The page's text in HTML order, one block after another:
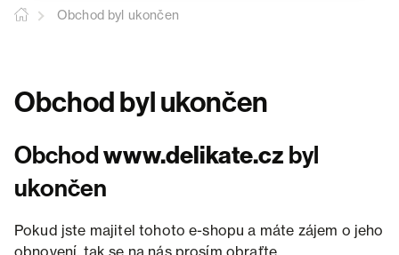
Obchod byl ukončen
Obchod byl ukončen
Obchodwww.delikate.cz byl
ukončen
Pokud jste majitel tohoto e-shopu a máte zájem o jeho
obnovení, tak se na nás prosím obraťte.